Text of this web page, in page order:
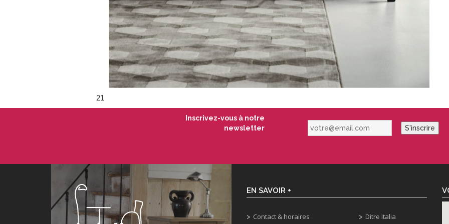
21
Inscrivez-vous à notre
newsletter
votre@email.com S'inscrire
EN SAVOIR +
Contact & horaires Ditre Italia